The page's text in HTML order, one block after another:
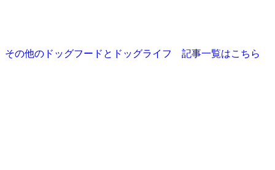
その他のドッグフードとドッグライフ 記事一覧はこちら